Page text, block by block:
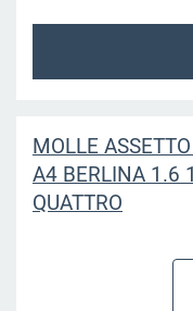
MOLLE
A4 BERLINA 1.6
QUATTRO